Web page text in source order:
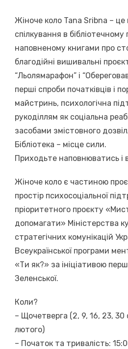
Жіноче коло Tana Sribna – це
спілкування в бібліотечному
наповненому книгами про
благодійні вишивальні
“Льолямарафон” і
перші спроби початківців і
майстринь, психологічна
рукоділлям як соціальна
засобами змістовного
Бібліотека – місце сили.
Приходьте наповнюватись і
Жіноче коло є частиною
простір психосоціальної
пріоритетного проєкту
допомагати» Міністерства
стратегічних комунікацій
Всеукраїнської програми
«Ти як?» за ініціативою
Зеленської.
Коли?
– Щочетверга (2, 9, 16, 23, 30
лютого)
– Початок та тривалість: